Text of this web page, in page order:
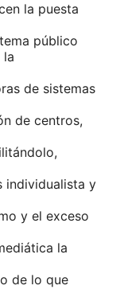
la puesta
público
la
de sistemas
de centros,
individualista y
y el exceso
la
de lo que